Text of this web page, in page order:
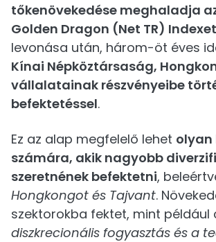
tőkenövekedése meghaladja
Golden Dragon (Net TR) Indexet
levonása után, három-öt éves
Kínai Népköztársaság,
vállalatainak részvényeibe
befektetéssel.
Ez az alap megfelelő lehet olyan
számára, akik nagyobb
szeretnének befektetni,
Hongkongot és Tajvant.
szektorokba fektet, mint például
diszkrecionális fogyasztás és a